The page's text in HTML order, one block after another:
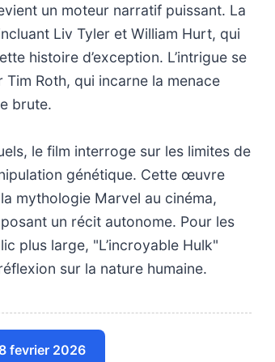
un moteur narratif puissant. La
Liv Tyler et William Hurt, qui
histoire d’exception. L’intrigue se
Roth, qui incarne la menace
brute.
le film interroge sur les limites de
génétique. Cette œuvre
mythologie Marvel au cinéma,
un récit autonome. Pour les
plus large, "L’incroyable Hulk"
sur la nature humaine.
fevrier 2026